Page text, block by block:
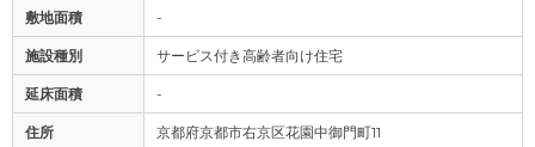
敷地面積 -
施設種別 サービス付き高齢者向け住宅
延床面積 -
住所 京都府京都市右京区花園中御門町11